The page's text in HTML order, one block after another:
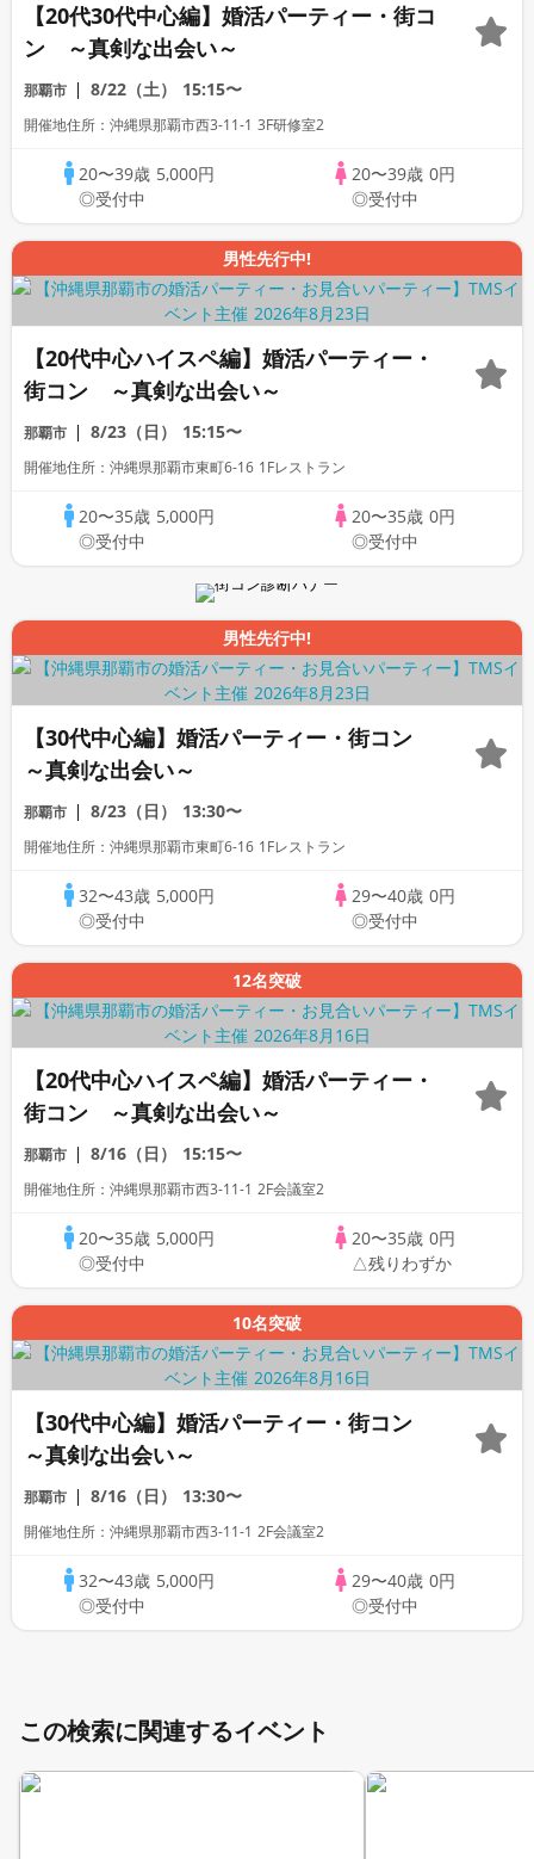
【20代30代中心編】婚活パーティー・街コ
ン ～真剣な出会い～
那覇市 8/22（土） 15:15〜
開催地住所：沖縄県那覇市西3-11-1 3F研修室2
20〜39歳 5,000円
◎受付中
20〜39歳 0円
◎受付中
男性先行中!
【20代中心ハイスペ編】婚活パーティー・
街コン ～真剣な出会い～
那覇市 8/23（日） 15:15〜
開催地住所：沖縄県那覇市東町6-16 1Fレストラン
20〜35歳 5,000円
◎受付中
20〜35歳 0円
◎受付中
男性先行中!
【30代中心編】婚活パーティー・街コン
～真剣な出会い～
那覇市 8/23（日） 13:30〜
開催地住所：沖縄県那覇市東町6-16 1Fレストラン
32〜43歳 5,000円
◎受付中
29〜40歳 0円
◎受付中
12名突破
【20代中心ハイスペ編】婚活パーティー・
街コン ～真剣な出会い～
那覇市 8/16（日） 15:15〜
開催地住所：沖縄県那覇市西3-11-1 2F会議室2
20〜35歳 5,000円
◎受付中
20〜35歳 0円
△残りわずか
10名突破
【30代中心編】婚活パーティー・街コン
～真剣な出会い～
那覇市 8/16（日） 13:30〜
開催地住所：沖縄県那覇市西3-11-1 2F会議室2
32〜43歳 5,000円
◎受付中
29〜40歳 0円
◎受付中
この検索に関連するイベント